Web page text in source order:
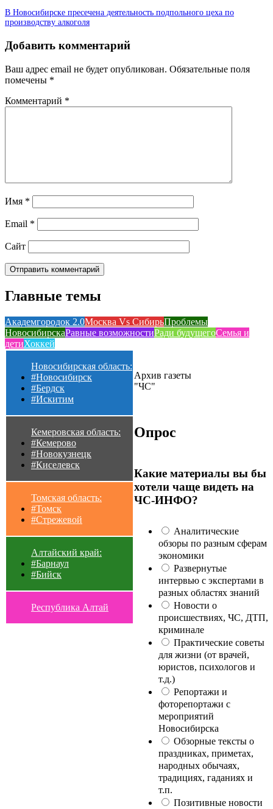
В Новосибирске пресечена деятельность подпольного цеха по
производству алкоголя
Добавить комментарий
Ваш адрес email не будет опубликован. Обязательные поля
помечены *
Комментарий *
Имя *
Email *
Сайт
Главные темы
Академгородок 2.0Москва Vs СибирьПроблемы
НовосибирскаРавные возможностиРади будущегоСемья и
детиХоккей
Новосибирская область:
#Новосибирск
#Бердск
#Искитим
Кемеровская область:
#Кемерово
#Новокузнецк
#Киселевск
Томская область:
#Томск
#Стрежевой
Алтайский край:
#Барнаул
#Бийск
Республика Алтай
Архив газеты
"ЧС"
Опрос
Какие материалы вы бы
хотели чаще видеть на
ЧС-ИНФО?
Аналитические
обзоры по разным сферам
экономики
Развернутые
интервью с экспертами в
разных областях знаний
Новости о
происшествиях, ЧС, ДТП,
криминале
Практические советы
для жизни (от врачей,
юристов, психологов и
т.д.)
Репортажи и
фоторепортажи с
мероприятий
Новосибирска
Обзорные тексты о
праздниках, приметах,
народных обычаях,
традициях, гаданиях и
т.п.
Позитивные новости